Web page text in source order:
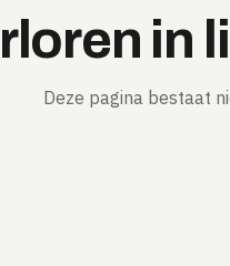
in
Deze pagina bestaat